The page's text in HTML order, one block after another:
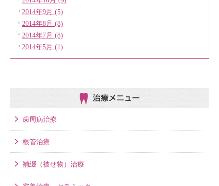
2014年9月 (5)
2014年8月 (8)
2014年7月 (8)
2014年5月 (1)
治療メニュー
歯周病治療
根管治療
補綴（被せ物）治療